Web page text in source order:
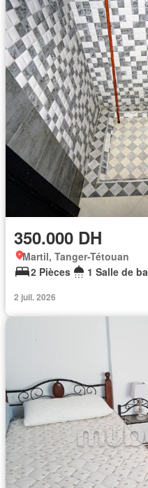
350.000 DH
Martil, Tanger-Tétouan
2 Pièces
1 Salle de
2 juil. 2026